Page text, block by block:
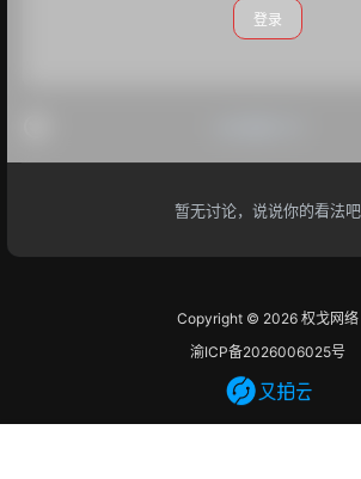
登录
暂无讨论，说说你的看法吧
Copyright © 2026 权戈网络
渝ICP备2026006025号